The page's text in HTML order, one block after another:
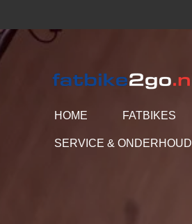
direct
naar
HOME FATBIKES
SERVICE & ONDERHOUD